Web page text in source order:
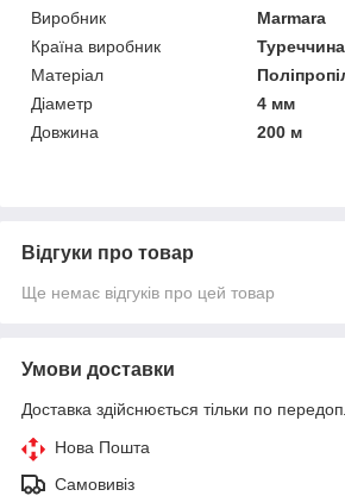
Виробник
Marmara
Країна виробник
Туреччина
Матеріал
Діаметр
4 мм
Довжина
200 м
Відгуки про товар
Ще немає відгуків про цей товар
Умови доставки
Доставка здійснюється тільки по
Нова Пошта
Самовивіз